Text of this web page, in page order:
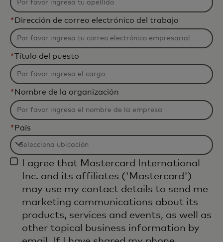
* Dirección de correo electrónico del trabajo
*Título del puesto
* Nombre de la organización
* País
Filtering
will
applied
after
characters.
I agree that Mastercard International
Inc. and its affiliates ('Mastercard')
may use my contact details to send me
marketing communications about its
products, services and events, as well as
other topical business information by